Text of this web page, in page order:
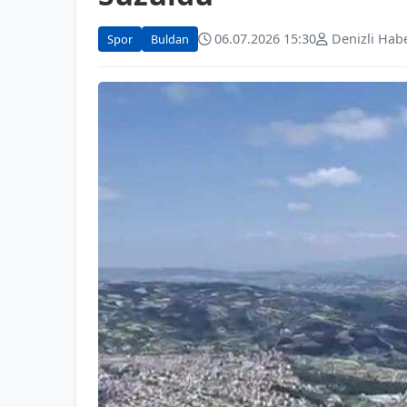
Spor Buldan 06.07.2026 15:30 Denizli